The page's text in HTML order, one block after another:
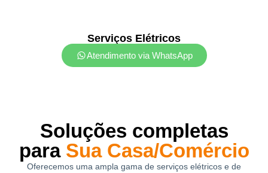
Serviços Elétricos
Atendimento via WhatsApp
Soluções completas
para Sua Casa/Comércio
Oferecemos uma ampla gama de serviços elétricos e de